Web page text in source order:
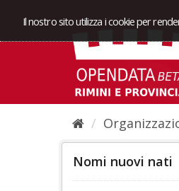
Il nostro sito utilizza i cookie per
Nomi nuovi nati